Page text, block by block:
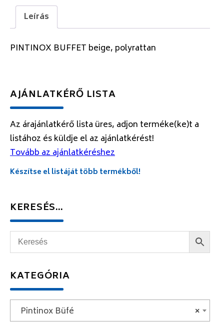
Leírás
PINTINOX BUFFET beige, polyrattan
AJÁNLATKÉRŐ LISTA
Az árajánlatkérő lista üres, adjon terméke(ke)t a
listához és küldje el az ajánlatkérést!
Tovább az ajánlatkéréshez
Készítse el listáját több termékből!
KERESÉS…
KATEGÓRIA
×
Pintinox Büfé